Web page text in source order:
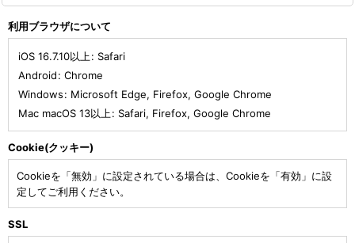
利用ブラウザについて
iOS 16.7.10以上: Safari
Android: Chrome
Windows: Microsoft Edge, Firefox, Google Chrome
Mac macOS 13以上: Safari, Firefox, Google Chrome
Cookie(クッキー)
Cookieを「無効」に設定されている場合は、Cookieを「有効」に設
定してご利用ください。
SSL